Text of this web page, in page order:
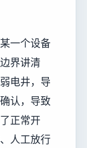
一个设备
界讲清
电井，导
认，导致
正常开
人工放行